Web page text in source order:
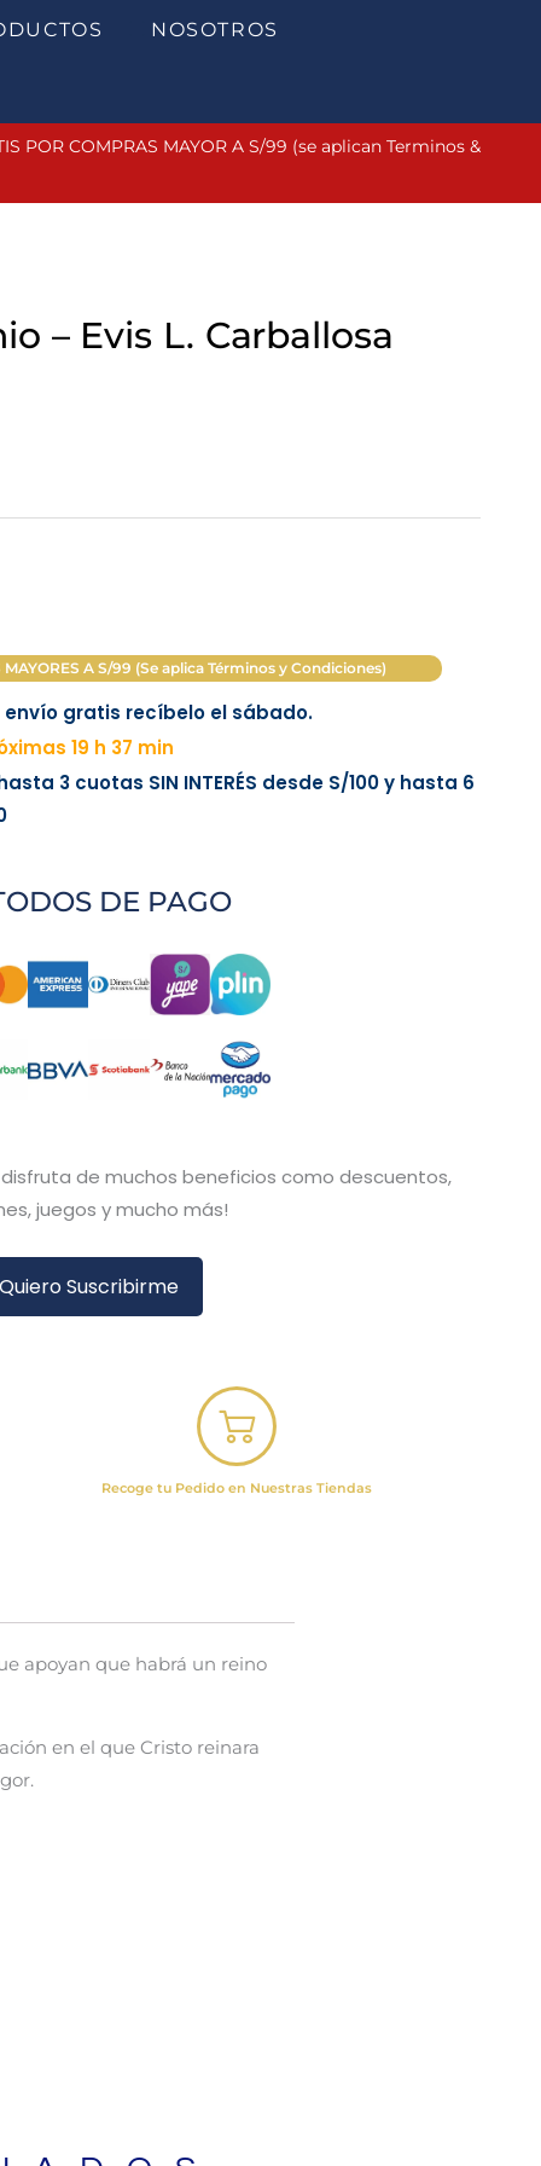
NOSOTROS
POR COMPRAS MAYOR A S/99 (se aplican Terminos &
– Evis L. Carballosa
A S/99 (Se aplica Términos y Condiciones)
gratis recíbelo el sábado.
19 h 37 min
3 cuotas SIN INTERÉS desde S/100y hasta 6
DE PAGO
disfruta de muchos beneficios como descuentos,
juegos y mucho más!
Quiero Suscribirme
Recoge tu Pedido en Nuestras Tiendas
apoyan que habrá un reino
en el que Cristo reinara